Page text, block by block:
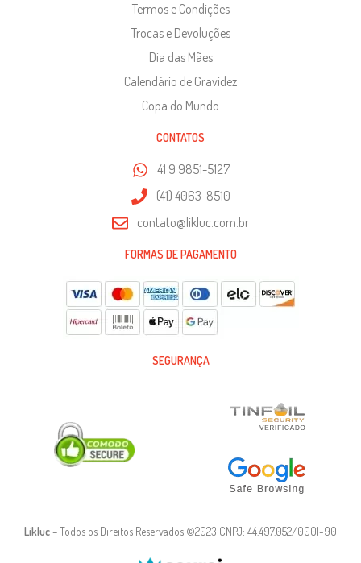
Termos e Condições
Trocas e Devoluções
Dia das Mães
Calendário de Gravidez
Copa do Mundo
CONTATOS
41 9 9851-5127
(41) 4063-8510
contato@likluc.com.br
FORMAS DE PAGAMENTO
SEGURANÇA
Likluc– Todos os Direitos Reservados ©2023 CNPJ: 44.497.052/0001-90